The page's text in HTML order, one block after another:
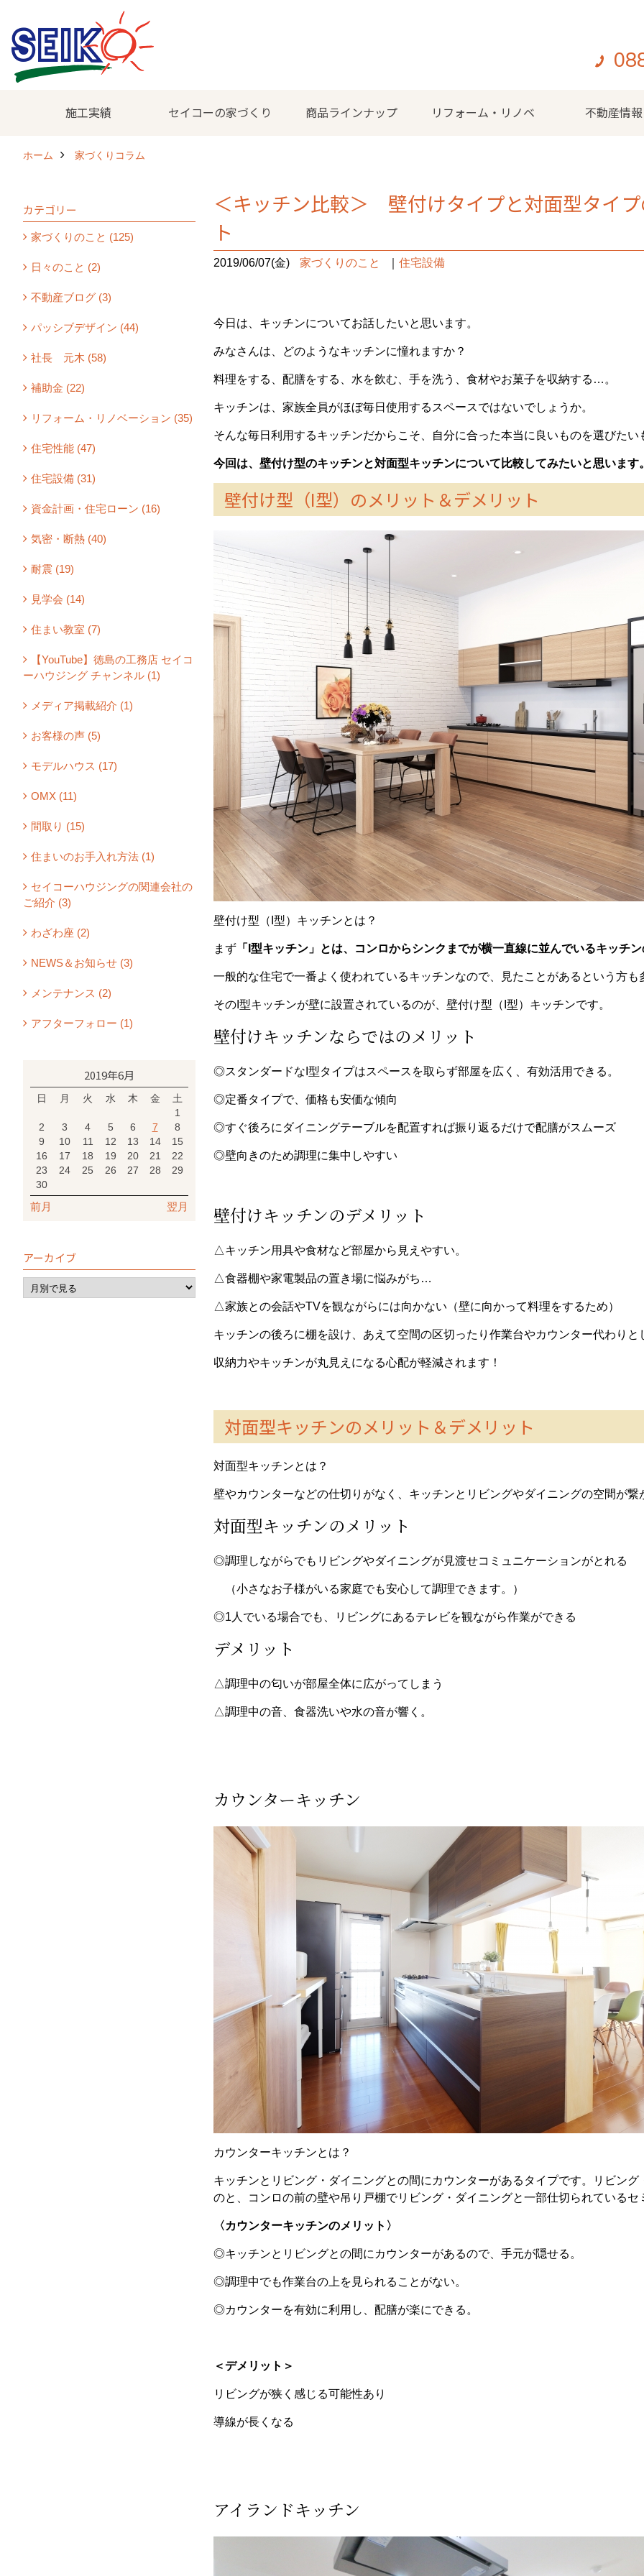
施工実績 セイコーの家づくり 商品ラインナップ リフォーム・リノベ 不動産情報
ホーム 家づくりコラム
＜キッチン比較＞ 壁付けタイプと対面型タイ
ト
2019/06/07(金) 家づくりのこと 住宅設備
今日は、キッチンについてお話したいと思います。
みなさんは、どのようなキッチンに憧れますか？
料理をする、配膳をする、水を飲む、手を洗う、食材やお菓子を収納する…。
キッチンは、家族全員がほぼ毎日使用するスペースではないでしょうか。
そんな毎日利用するキッチンだからこそ、自分に合った本当に良いものを選びたい
今回は、壁付け型のキッチンと対面型キッチンについて比較してみたいと思います。
壁付け型（I型） のメリット＆デメリット
壁付け型（ I型）キッチンとは？
まず 「I型キッチン」 とは、 コンロからシンクまでが横一直線に並んでいるキッチン
一般的な住宅で一番よく使われているキッチンなので、見たこと があるという方も
その I型キッチンが壁に設置されているのが、壁付け型（ I型）キッチンです。
壁付けキッチンならではのメリット
◎スタンダードなI型タイプはスペースを取らず部屋を広く 、有効活用できる。
◎定番タイプで、 価格も安価な傾向
◎すぐ後ろにダイニングテーブルを配置すれば振り返るだけで配膳がスムーズ
◎壁向きのため調理に集中しやすい
壁付けキッチンのデメリット
△キッチン用具や食材など部屋から見えやすい。
△食器棚や家電製品の置き場に悩みがち…
△家族との会話やTVを観ながらには向かない （壁に向かって料理をするため）
キッチンの後ろに棚を設け、あえて空間の区切ったり 作業台やカウンター代わりと
収納力やキッチンが丸見えになる心配が軽減されます！
対面型キッチンのメリット＆デメリット
対面型キッチンとは？
壁やカウンターなどの仕切りがなく、キッチンとリビングやダイニングの空間が繋
対面型キッチンのメリット
◎調理しながらでもリビングやダイニングが見渡せコミュニケーションがとれる
（小さなお子様がいる家庭でも安心して調理できます。）
◎1人でいる場合でも、リビングにあるテレビを観ながら作業ができる
デメリット
△調理中の匂いが部屋全体に広がってしまう
△調理中の音、食器洗いや水の音が響く。
カウンターキッチン
カウンターキッチンとは？
キッチンとリビング・ダイニングとの間にカウンターがあるタイプです。リビン
のと、コンロの前の壁や吊り戸棚でリビング・ダイニングと一部仕切られているセ
〈カウンターキッチンのメリット〉
◎キッチンとリビングとの間にカウンターがあるので、 手元が隠せる 。
◎調理中でも作業台の上を見られることがない。
◎カウンターを有効に利用し 配膳が楽にできる 。
＜デメリット＞
リビングが狭く感じる可能性あり
導線が長くなる
アイランドキッチン
カテゴリー
家づくりのこと (125)
日々のこと (2)
不動産ブログ (3)
パッシブデザイン (44)
社長 元木 (58)
補助金 (22)
リフォーム・リノベーション (35)
住宅性能 (47)
住宅設備 (31)
資金計画・住宅ローン (16)
気密・断熱 (40)
耐震 (19)
見学会 (14)
住まい教室 (7)
【YouTube】徳島の工務店 セイコ
ーハウジング チャンネル (1)
メディア掲載紹介 (1)
お客様の声 (5)
モデルハウス (17)
OMX (11)
間取り (15)
住まいのお手入れ方法 (1)
セイコーハウジングの関連会社の
ご紹介 (3)
わざわ座 (2)
NEWS＆お知らせ (3)
メンテナンス (2)
アフターフォロー (1)
2019年6月
日 月 火 水 木 金
土
1
2
3 4 5 6 7
8
9
10 11 12 13 14
15
16
17 18 19 20 21
22
23
24 25 26 27 28
29
30
前月 翌月
アーカイブ